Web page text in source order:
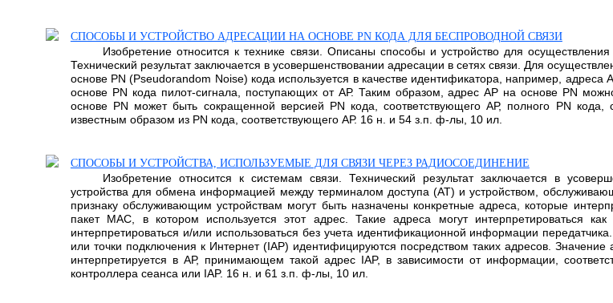
СПОСОБЫ И УСТРОЙСТВО АДРЕСАЦИИ НА ОСНОВЕ PN КОДА ДЛЯ БЕСПРОВОДНОЙ СВЯЗИ
Изобретение относится к технике связи. Описаны способы и устройство для
Технический результат заключается в усовершенствовании адресации в сетях связи. Для
основе PN (Pseudorandom Noise) кода используется в качестве идентификатора, например,
основе PN кода пилот-сигнала, поступающих от АР. Таким образом, адрес АР на основе PN
основе PN может быть сокращенной версией PN кода, соответствующего АР, полного PN
известным образом из PN кода, соответствующего АР. 16 н. и 54 з.п. ф-лы, 10 ил.
СПОСОБЫ И УСТРОЙСТВА, ИСПОЛЬЗУЕМЫЕ ДЛЯ СВЯЗИ ЧЕРЕЗ РАДИОСОЕДИНЕНИЕ
Изобретение относится к системам связи. Технический результат заключается в
устройства для обмена информацией между терминалом доступа (AT) и устройством,
признаку обслуживающим устройствам могут быть назначены конкретные адреса, которые
пакет MAC, в котором используется этот адрес. Такие адреса могут интерпретироваться
интерпретироваться и/или использоваться без учета идентификационной информации
или точки подключения к Интернет (IAP) идентифицируются посредством таких адресов.
интерпретируется в АР, принимающем такой адрес IAP, в зависимости от информации,
контроллера сеанса или IAP. 16 н. и 61 з.п. ф-лы, 10 ил.